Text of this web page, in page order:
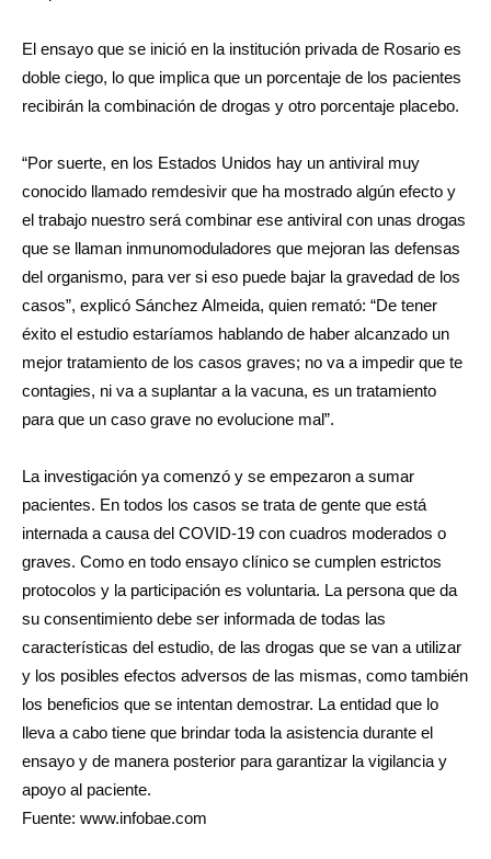
El ensayo que se inició en la institución privada de Rosario es
doble ciego, lo que implica que un porcentaje de los pacientes
recibirán la combinación de drogas y otro porcentaje placebo.
“Por suerte, en los Estados Unidos hay un antiviral muy
conocido llamado remdesivir que ha mostrado algún efecto y
el trabajo nuestro será combinar ese antiviral con unas drogas
que se llaman inmunomoduladores que mejoran las defensas
del organismo, para ver si eso puede bajar la gravedad de los
casos”, explicó Sánchez Almeida, quien remató: “De tener
éxito el estudio estaríamos hablando de haber alcanzado un
mejor tratamiento de los casos graves; no va a impedir que te
contagies, ni va a suplantar a la vacuna, es un tratamiento
para que un caso grave no evolucione mal”.
La investigación ya comenzó y se empezaron a sumar
pacientes. En todos los casos se trata de gente que está
internada a causa del COVID-19 con cuadros moderados o
graves. Como en todo ensayo clínico se cumplen estrictos
protocolos y la participación es voluntaria. La persona que da
su consentimiento debe ser informada de todas las
características del estudio, de las drogas que se van a utilizar
y los posibles efectos adversos de las mismas, como también
los beneficios que se intentan demostrar. La entidad que lo
lleva a cabo tiene que brindar toda la asistencia durante el
ensayo y de manera posterior para garantizar la vigilancia y
apoyo al paciente.
Fuente: www.infobae.com